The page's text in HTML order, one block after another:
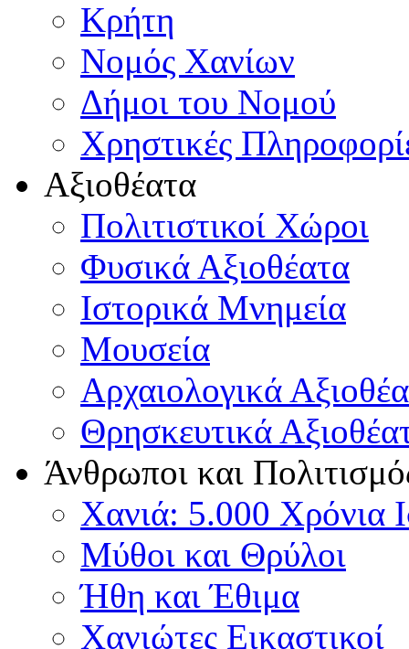
Κρήτη
Νομός Χανίων
Δήμοι του Νομού
Χρηστικές
Αξιοθέατα
Πολιτιστικοί Χώροι
Φυσικά Αξιοθέατα
Ιστορικά Μνημεία
Μουσεία
Αρχαιολογικά
Θρησκευτικά
Άνθρωποι και
Χανιά: 5.000 Χρόνια
Μύθοι και Θρύλοι
Ήθη και Έθιμα
Χανιώτες Εικαστικοί